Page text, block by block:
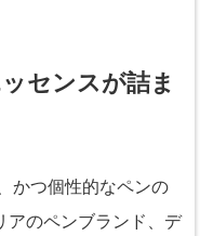
センスが詰ま
かつ個性的なペンの
アのペンブランド、デ